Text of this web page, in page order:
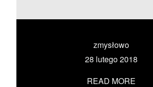
zmysłowo
28 lutego 2018
READ MORE
UMÓW SIĘ ZE